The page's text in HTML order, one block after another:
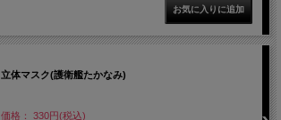
立体マスク(護衛艦たかなみ)
価格： 330円(税込)